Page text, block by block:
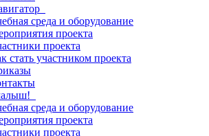
среда и оборудование
проекта
проекта
стать участником проекта
среда и оборудование
проекта
проекта